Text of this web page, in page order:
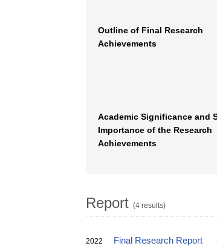
Outline of Final Research
Achievements
Academic Significance and
Importance of the Research
Achievements
Report (4 results)
2022 Final Research Report